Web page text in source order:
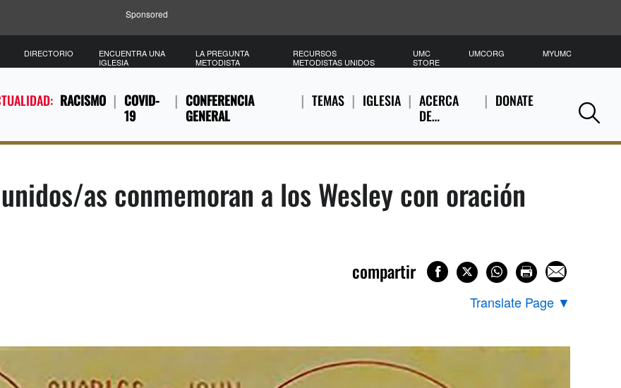
Sponsored
RACISMO
COVID-
19
CONFERENCIA
GENERAL
TEMAS IGLESIA
ACERCA
DE…
DONATE
DIRECTORIO
ENCUENTRA UNA
IGLESIA
LA PREGUNTA
METODISTA
RECURSOS
METODISTAS UNIDOS
UMC
STORE
UMCORG MYUMC
as conmemoran a los Wesley con oración
compartir
Translate Page ▼